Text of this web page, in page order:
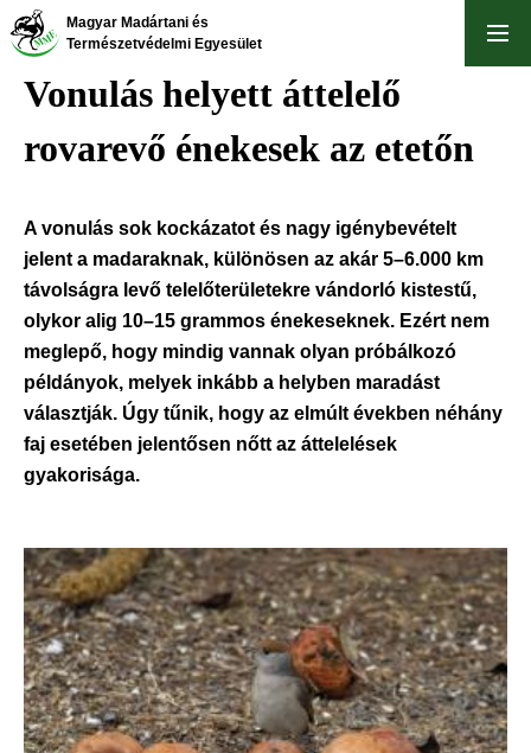
Ugrás
Magyar Madártani és
Természetvédelmi Egyesület
Vonulás helyett áttelelő
rovarevő énekesek az etetőn
A vonulás sok kockázatot és nagy igénybevételt
jelent a madaraknak, különösen az akár 5–6.000 km
távolságra levő telelőterületekre vándorló kistestű,
olykor alig 10–15 grammos énekeseknek. Ezért nem
meglepő, hogy mindig vannak olyan próbálkozó
példányok, melyek inkább a helyben maradást
választják. Úgy tűnik, hogy az elmúlt években néhány
faj esetében jelentősen nőtt az áttelelések
gyakorisága.